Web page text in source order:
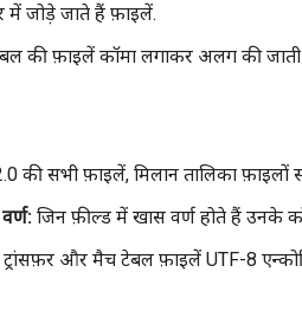
में जोड़े जाते हैं फ़ाइलें.
की फ़ाइलें कॉमा लगाकर अलग की
की सभी फ़ाइलें, मिलान तालिका फ़ाइलों
जिन फ़ील्ड में खास वर्ण होते हैं उनके
ट्रांसफ़र और मैच टेबल फ़ाइलें UTF-8